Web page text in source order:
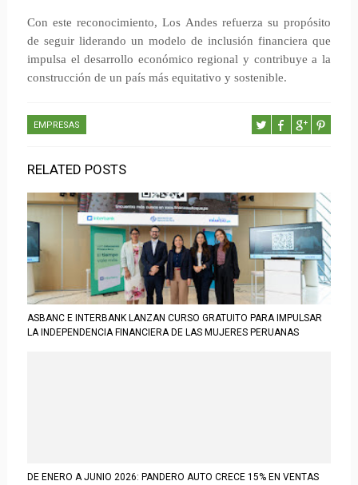
Con este reconocimiento, Los Andes refuerza su propósito
de seguir liderando un modelo de inclusión financiera que
impulsa el desarrollo económico regional y contribuye a la
construcción de un país más equitativo y sostenible.
EMPRESAS
RELATED POSTS
ASBANC E INTERBANK LANZAN CURSO GRATUITO PARA IMPULSAR
LA INDEPENDENCIA FINANCIERA DE LAS MUJERES PERUANAS
DE ENERO A JUNIO 2026: PANDERO AUTO CRECE 15% EN VENTAS